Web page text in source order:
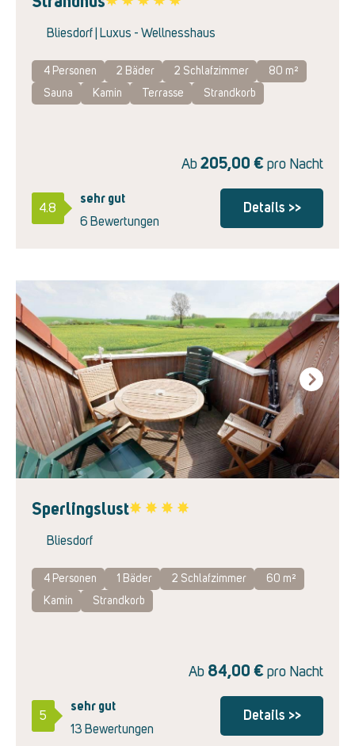
Bliesdorf | Luxus - Wellnesshaus
4 Personen 2 Bäder 2 Schlafzimmer
80 m²
Sauna
Kamin Terrasse Strandkorb
Ab 205,00 € pro Nacht
4.8
sehr gut
6 Bewertungen
Details >>
Next
Sperlingslust
Bliesdorf
4 Personen 1 Bäder 2 Schlafzimmer
60 m²
Kamin
Strandkorb
Ab 84,00 € pro Nacht
5
sehr gut
13 Bewertungen
Details >>